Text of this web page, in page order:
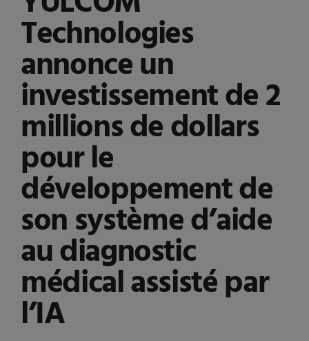
Technologies
annonce un
investissement de 2
millions de dollars
pour le
développement de
son système d’aide
au diagnostic
médical assisté par
l’IA